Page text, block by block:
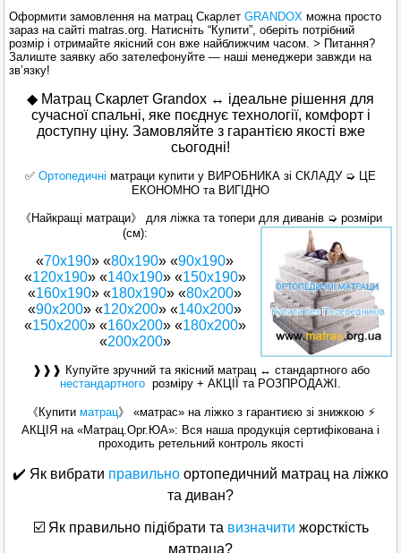
Оформити замовлення на матрац СкарлетGRANDOXможна просто
зараз на сайті matras.org. Натисніть “Купити”, оберіть потрібний
розмір і отримайте якісний сон вже найближчим часом. > Питання?
Залиште заявку або зателефонуйте — наші менеджери завжди на
зв’язку!
◆ Матрац Скарлет Grandox ↔ ідеальне рішення для
сучасної спальні, яке поєднує технології, комфорт і
доступну ціну. Замовляйте з гарантією якості вже
сьогодні!
✅ Ортопедичні матраци купити у ВИРОБНИКА зі СКЛАДУ ➭ ЦЕ
ЕКОНОМНО та ВИГІДНО
《Найкращі матраци》 для ліжка та топери для диванів ➭ розміри
(см):
«70х190» «80х190» «90х190»
«120x190» «140х190» «150x190»
«160x190» «180x190» «80x200»
«90x200» «120x200» «140x200»
«150x200» «160х200» «180х200»
«200x200»
❱❱❱ Купуйте зручний та якісний матрац ↔ стандартного або
нестандартного розміру + АКЦІЇ та РОЗПРОДАЖІ.
《Купити матрац》 «матрас» на ліжко з гарантиєю зі знижкою ⚡
АКЦІЯ на «Матрац.Орг.ЮА»: Вся наша продукція сертифікована і
проходить ретельний контроль якості
✔️ Як вибрати правильно ортопедичний матрац на ліжко
та диван?
☑️ Як правильно підібрати та визначити жорсткість
матраца?